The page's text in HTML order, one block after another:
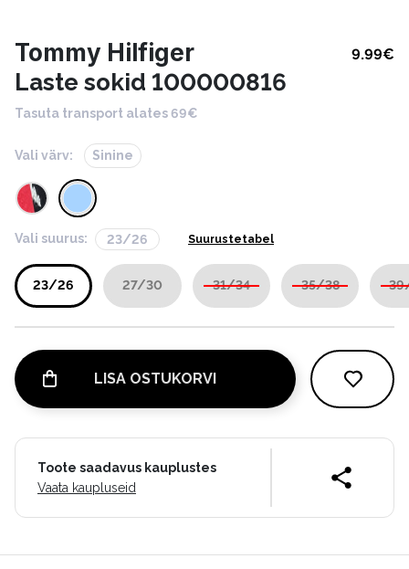
Tommy Hilfiger 9.99€
Laste sokid 100000816
Tasuta transport alates 69€
Vali värv: Sinine
Vali suurus: 23/26 Suurustetabel
23/26 27/30 31/34 35/38
LISA OSTUKORVI
Toote saadavus kauplustes
Vaata kaupluseid